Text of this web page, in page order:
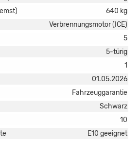
640 kg
Verbrennungsmotor (ICE)
5
5-türig
1
01.05.2026
Fahrzeuggarantie
Schwarz
10
E10 geeignet